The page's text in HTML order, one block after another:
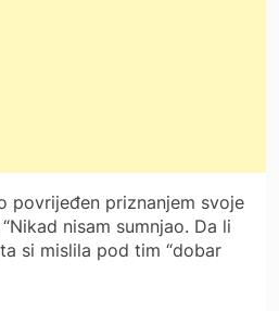
povrijeđen priznanjem svoje
nisam sumnjao. Da li
si mislila pod tim “dobar